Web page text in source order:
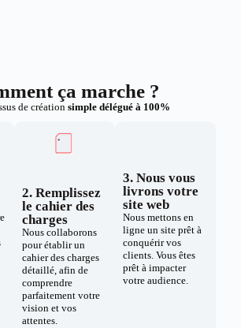
ça marche ?
de création simple délégué à 100%
2. Remplissez
le cahier des
charges
Nous collaborons
pour établir un
cahier des charges
détaillé, afin de
comprendre
parfaitement votre
vision et vos
attentes.
3. Nous vous
livrons votre
site web
Nous mettons en
ligne un site prêt à
conquérir vos
clients. Vous êtes
prêt à impacter
votre audience.